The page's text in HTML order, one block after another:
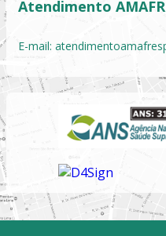
Atendimento
E-mail: